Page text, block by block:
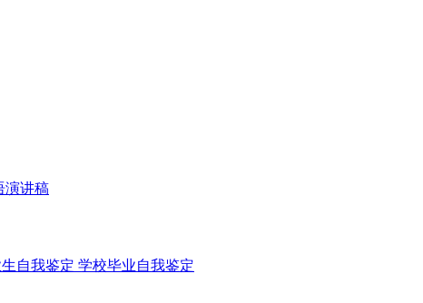
演讲稿
自我鉴定 学校毕业自我鉴定